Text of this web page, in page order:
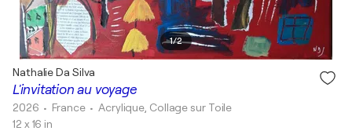
1/2
L'invitation au voyage
Nathalie Da Silva
2026 • France •Acrylique, Collage sur Toile
12 x 16 in